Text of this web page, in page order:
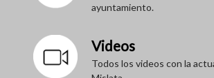
ayuntamiento.
Videos
Todos los videos con la